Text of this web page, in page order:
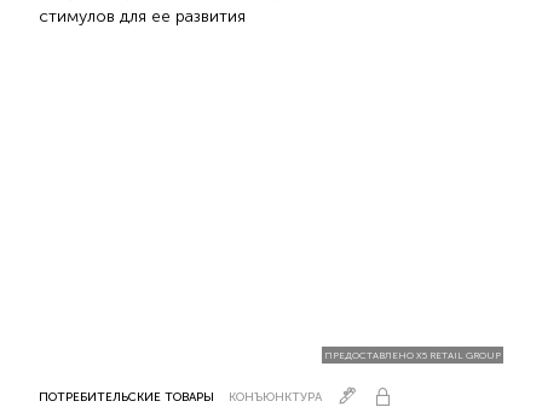
стимулов для ее развития
ПРЕДОСТАВЛЕНО X5 RETAIL GROUP
ПОТРЕБИТЕЛЬСКИЕ ТОВАРЫ КОНЪЮНКТУРА